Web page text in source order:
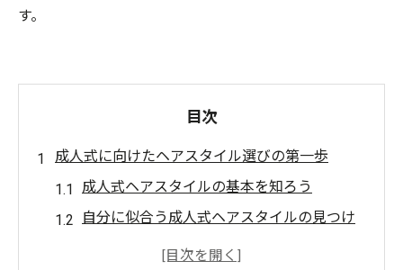
す。
目次
成人式に向けたヘアスタイル選びの第一歩
成人式ヘアスタイルの基本を知ろう
自分に似合う成人式ヘアスタイルの見つけ